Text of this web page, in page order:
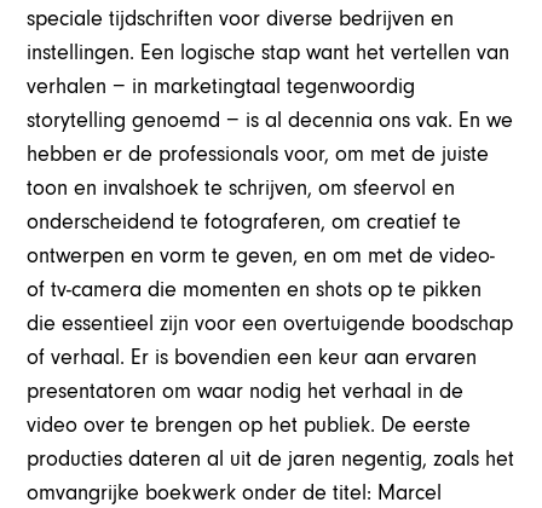
speciale tijdschriften voor diverse bedrijven en
instellingen. Een logische stap want het vertellen van
verhalen − in marketingtaal tegenwoordig
storytelling genoemd − is al decennia ons vak. En we
hebben er de professionals voor, om met de juiste
toon en invalshoek te schrijven, om sfeervol en
onderscheidend te fotograferen, om creatief te
ontwerpen en vorm te geven, en om met de video-
of tv-camera die momenten en shots op te pikken
die essentieel zijn voor een overtuigende boodschap
of verhaal. Er is bovendien een keur aan ervaren
presentatoren om waar nodig het verhaal in de
video over te brengen op het publiek. De eerste
producties dateren al uit de jaren negentig, zoals het
omvangrijke boekwerk onder de titel: Marcel